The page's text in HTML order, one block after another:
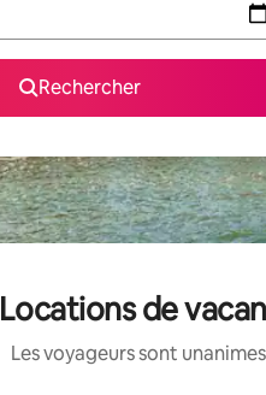
Rechercher
Locations de
Les voyageurs sont